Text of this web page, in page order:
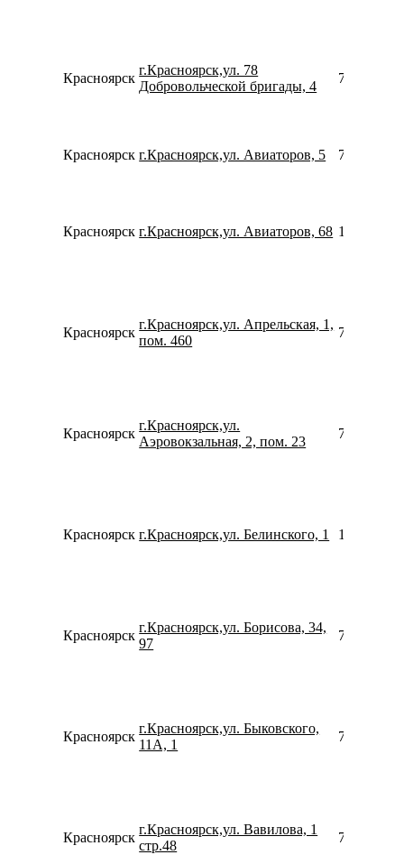
Красноярск
г.Красноярск,ул. 78
Добровольческой бригады, 4
Красноярск г.Красноярск,ул. Авиаторов, 5
Красноярск г.Красноярск,ул. Авиаторов, 68
Красноярск
г.Красноярск,ул. Апрельская, 1,
пом. 460
Красноярск
г.Красноярск,ул.
Аэровокзальная, 2, пом. 23
Красноярск г.Красноярск,ул. Белинского, 1
Красноярск
г.Красноярск,ул. Борисова, 34,
97
Красноярск
г.Красноярск,ул. Быковского,
11А, 1
Красноярск
г.Красноярск,ул. Вавилова, 1
стр.48